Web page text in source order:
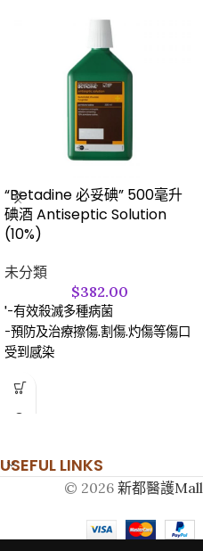
“Betadine 必妥碘” 500毫升
碘酒 Antiseptic Solution
(10%)
未分類
$382.00
'-有效殺滅多種病菌
-預防及治療擦傷.割傷.灼傷等傷口
受到感染
USEFUL LINKS
© 2026 新都醫護Mall